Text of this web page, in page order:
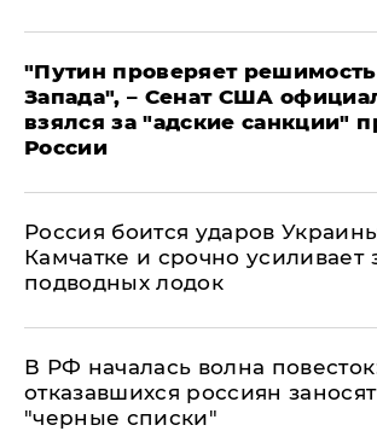
"Путин проверяет решимость
Запада", – Сенат США
взялся за "адские санкции"
России
Россия боится ударов
Камчатке и срочно усиливает
подводных лодок
​В РФ началась волна
отказавшихся россиян
"черные списки"